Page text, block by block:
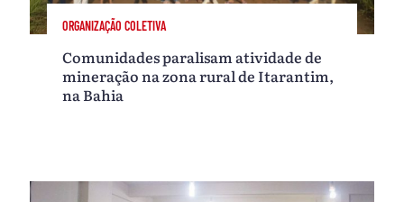
ORGANIZAÇÃO COLETIVA
Comunidades paralisam atividade de
mineração na zona rural de Itarantim,
na Bahia